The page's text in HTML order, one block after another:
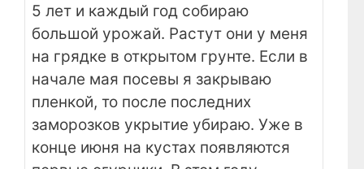
5 лет и каждый год собираю
большой урожай. Растут они у меня
на грядке в открытом грунте. Если в
начале мая посевы я закрываю
пленкой, то после последних
заморозков укрытие убираю. Уже в
конце июня на кустах появляются